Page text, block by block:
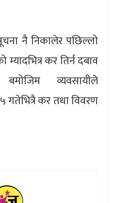
नै निकालेर पछिल्लो
कर तिर्न दबाव
व्यवसायीले
गतेभित्रै कर तथा विवरण